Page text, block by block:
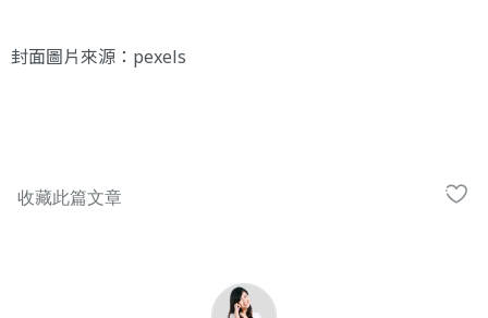
封面圖片來源： pexels